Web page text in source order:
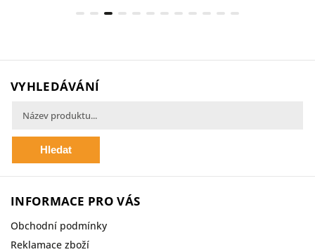
VYHLEDÁVÁNÍ
Hledat
INFORMACE PRO VÁS
Obchodní podmínky
Reklamace zboží